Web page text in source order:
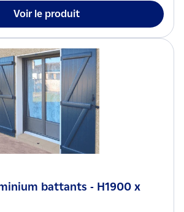
Voir le produit
battants - H1900 x